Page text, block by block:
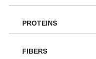
PROTEINS
FIBERS